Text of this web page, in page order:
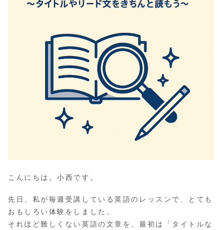
こんにちは。小西です。
先日、私が毎週受講している英語のレッスンで、とても
おもしろい体験をしました。
それほど難しくない英語の文章を、最初は「タイトルな